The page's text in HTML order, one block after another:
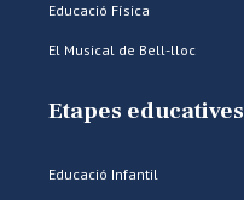
Educació Física
El Musical de Bell-lloc
Etapes educatives
Educació Infantil